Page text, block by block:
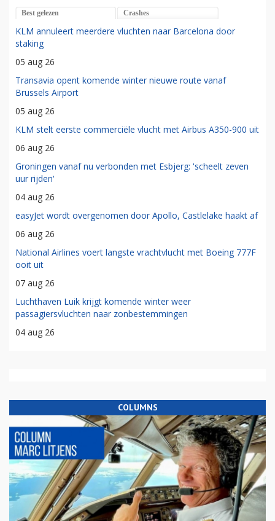
Best gelezen Crashes
KLM annuleert meerdere vluchten naar Barcelona door
staking
05 aug 26
Transavia opent komende winter nieuwe route vanaf
Brussels Airport
05 aug 26
KLM stelt eerste commerciële vlucht met Airbus A350-900 uit
06 aug 26
Groningen vanaf nu verbonden met Esbjerg: 'scheelt zeven
uur rijden'
04 aug 26
easyJet wordt overgenomen door Apollo, Castlelake haakt af
06 aug 26
National Airlines voert langste vrachtvlucht met Boeing 777F
ooit uit
07 aug 26
Luchthaven Luik krijgt komende winter weer
passagiersvluchten naar zonbestemmingen
04 aug 26
COLUMNS